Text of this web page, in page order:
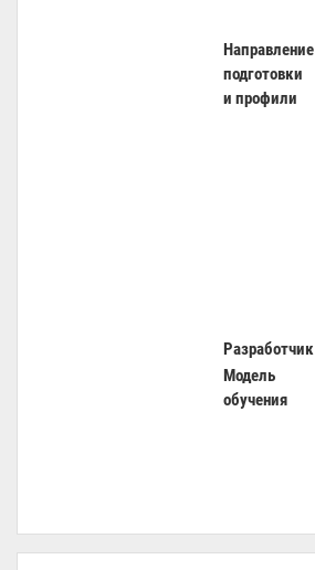
Направление
подготовки
и профили
Разработчик
Модель
обучения